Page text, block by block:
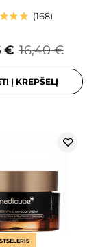
168
16,40 €
€
Į KREPŠELĮ